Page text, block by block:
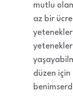
mutlu
az bir
düzen için